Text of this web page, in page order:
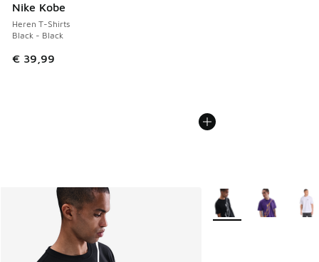
Nike Kobe
Heren T-Shirts
Black - Black
€ 39,99
Meer kleuren